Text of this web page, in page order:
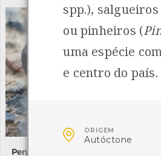
Pentodon idiota
spp.), salgueiros
ou pinheiros (
uma espécie
e centro do país.
 ORIGEM
Autóctone